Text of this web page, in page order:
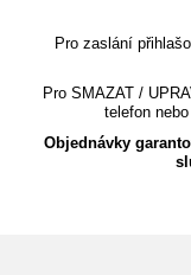
Pro zaslání
Pro SMAZAT /
telefon
Objednávky